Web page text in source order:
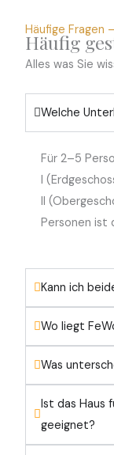
Häufige Fragen
Häufig
Alles was Sie
Welche
Für 2–5
I
II
Personen ist
Kann ich
Wo liegt
Was
Ist das Haus
geeignet?